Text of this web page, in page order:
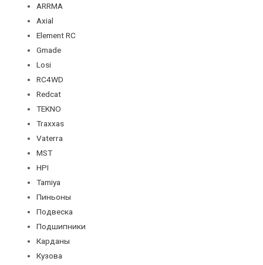
ARRMA
Axial
Element RC
Gmade
Losi
RC4WD
Redcat
TEKNO
Traxxas
Vaterra
MST
HPI
Tamiya
Пиньоны
Подвеска
Подшипники
Карданы
Кузова